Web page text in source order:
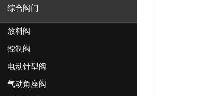
综合阀门
放料阀
控制阀
电动针型阀
气动角座阀